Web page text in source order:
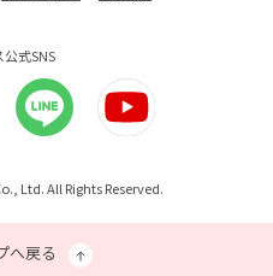
式SNS
Ltd. All Rights Reserved.
へ戻る